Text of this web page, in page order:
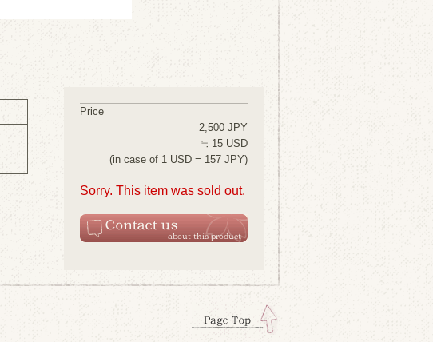
Price
2,500 JPY
≒ 15 USD
(in case of 1 USD = 157 JPY)
Sorry. This item was sold out.